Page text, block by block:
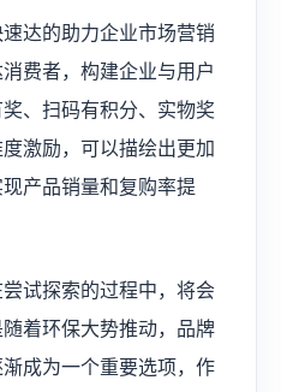
达的助力企业市场营销
费者，构建企业与用户
、扫码有积分、实物奖
激励，可以描绘出更加
产品销量和复购率提
试探索的过程中，将会
着环保大势推动，品牌
成为一个重要选项，作